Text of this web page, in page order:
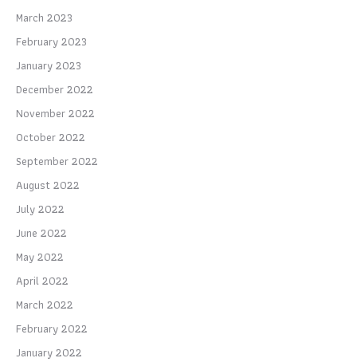
March 2023
February 2023
January 2023
December 2022
November 2022
October 2022
September 2022
August 2022
July 2022
June 2022
May 2022
April 2022
March 2022
February 2022
January 2022